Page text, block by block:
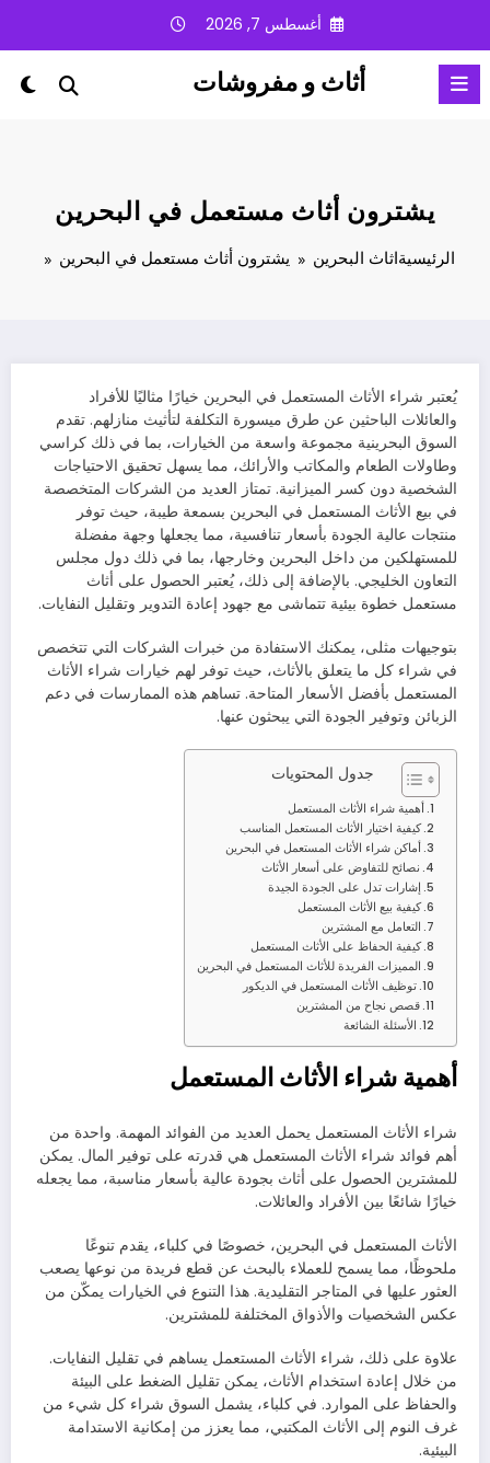
المحتوى
أغسطس 7, 2026
أثاث و مفروشات
يشترون أثاث مستعمل في البحرين
الرئيسيةاثاث البحرين يشترون أثاث مستعمل في البحرين
يُعتبر شراء الأثاث المستعمل في البحرين خيارًا مثاليًا للأفراد
والعائلات الباحثين عن طرق ميسورة التكلفة لتأثيث منازلهم. تقدم
السوق البحرينية مجموعة واسعة من الخيارات، بما في ذلك كراسي
وطاولات الطعام والمكاتب والأرائك، مما يسهل تحقيق الاحتياجات
الشخصية دون كسر الميزانية. تمتاز العديد من الشركات المتخصصة
في بيع الأثاث المستعمل في البحرين بسمعة طيبة، حيث توفر
منتجات عالية الجودة بأسعار تنافسية، مما يجعلها وجهة مفضلة
للمستهلكين من داخل البحرين وخارجها، بما في ذلك دول مجلس
التعاون الخليجي. بالإضافة إلى ذلك، يُعتبر الحصول على أثاث
مستعمل خطوة بيئية تتماشى مع جهود إعادة التدوير وتقليل النفايات.
بتوجيهات مثلى، يمكنك الاستفادة من خبرات الشركات التي تتخصص
في شراء كل ما يتعلق بالأثاث، حيث توفر لهم خيارات شراء الأثاث
المستعمل بأفضل الأسعار المتاحة. تساهم هذه الممارسات في دعم
الزبائن وتوفير الجودة التي يبحثون عنها.
جدول المحتويات
أهمية شراء الأثاث المستعمل
كيفية اختيار الأثاث المستعمل المناسب
أماكن شراء الأثاث المستعمل في البحرين
نصائح للتفاوض على أسعار الأثاث
إشارات تدل على الجودة الجيدة
كيفية بيع الأثاث المستعمل
التعامل مع المشترين
كيفية الحفاظ على الأثاث المستعمل
المميزات الفريدة للأثاث المستعمل في البحرين
توظيف الأثاث المستعمل في الديكور
قصص نجاح من المشترين
الأسئلة الشائعة
أهمية شراء الأثاث المستعمل
شراء الأثاث المستعمل يحمل العديد من الفوائد المهمة. واحدة من
أهم فوائد شراء الأثاث المستعمل هي قدرته على توفير المال. يمكن
للمشترين الحصول على أثاث بجودة عالية بأسعار مناسبة، مما يجعله
خيارًا شائعًا بين الأفراد والعائلات.
الأثاث المستعمل في البحرين، خصوصًا في كلباء، يقدم تنوعًا
ملحوظًا، مما يسمح للعملاء بالبحث عن قطع فريدة من نوعها يصعب
العثور عليها في المتاجر التقليدية. هذا التنوع في الخيارات يمكّن من
عكس الشخصيات والأذواق المختلفة للمشترين.
علاوة على ذلك، شراء الأثاث المستعمل يساهم في تقليل النفايات.
من خلال إعادة استخدام الأثاث، يمكن تقليل الضغط على البيئة
والحفاظ على الموارد. في كلباء، يشمل السوق شراء كل شيء من
غرف النوم إلى الأثاث المكتبي، مما يعزز من إمكانية الاستدامة
البيئية.